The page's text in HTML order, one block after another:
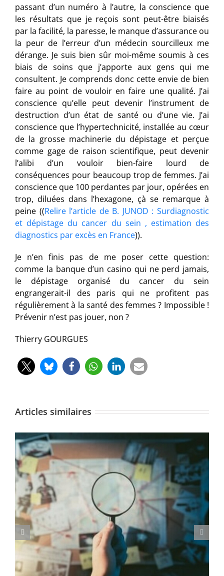
passant d’un numéro à l’autre, la conscience que
les résultats que je reçois sont peut-être biaisés
par la facilité, la paresse, le manque d’assurance ou
la peur de l’erreur d’un médecin sourcilleux me
dérange. Je suis bien sûr moi-même soumis à ces
biais de soins que j’apporte aux gens qui me
consultent. Je comprends donc cette envie de bien
faire au point de vouloir en faire une qualité. J’ai
conscience qu’elle peut devenir l’instrument de
destruction d’un état de santé ou d’une vie. J’ai
conscience que l’hypertechnicité, installée au cœur
de la grosse machinerie du dépistage et perçue
comme gage de raison scientifique, peut devenir
l’alibi d’un vouloir bien-faire lourd de
conséquences pour beaucoup trop de femmes. J’ai
conscience que 100 perdantes par jour, opérées en
trop, diluées dans l’hexagone, çà se remarque à
peine ((Relire l’article de B. JUNOD : Surdiagnostic
et dépistage du cancer du sein , estimation des
diagnostics par excès en France)).
Je n’en finis pas de me poser cette question:
comme la banque d’un casino qui ne perd jamais,
le dépistage organisé du cancer du sein
engrangerait-il des paris qui ne profitent pas
régulièrement à la santé des femmes ? Impossible !
Prévenir n’est pas jouer, non ?
Thierry GOURGUES
Articles similaires